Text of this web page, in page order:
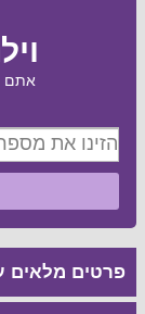
אתם
פרטים מלאים